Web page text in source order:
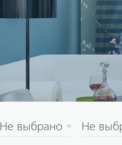
Не выбрано Не